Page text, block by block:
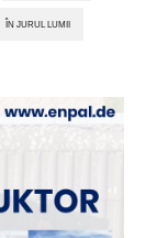
ÎN JURUL LUMII